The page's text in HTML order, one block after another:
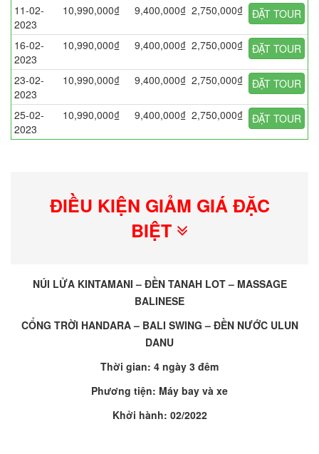
11-02-
2023
10,990,000₫ 9,400,000₫ 2,750,000₫ ĐẶT TOUR
16-02-
2023
10,990,000₫ 9,400,000₫ 2,750,000₫ ĐẶT TOUR
23-02-
2023
10,990,000₫ 9,400,000₫ 2,750,000₫ ĐẶT TOUR
25-02-
2023
10,990,000₫ 9,400,000₫ 2,750,000₫ ĐẶT TOUR
ĐIỀU KIỆN GIẢM GIÁ ĐẶC
BIỆT
NÚI LỬA KINTAMANI – ĐỀN TANAH LOT – MASSAGE
BALINESE
CỔNG TRỜI HANDARA – BALI SWING – ĐỀN NƯỚC ULUN
DANU
Thời gian: 4 ngày 3 đêm
Phương tiện: Máy bay và xe
Khởi hành: 02/2022